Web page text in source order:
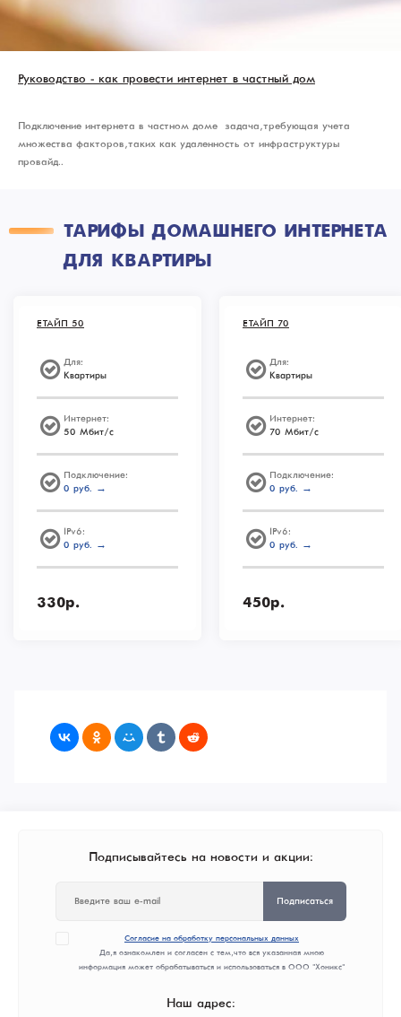
Руководство - как провести интернет в частный дом
Подключение интернета в частном доме – задача, требующая учета
множества факторов, таких как удаленность от инфраструктуры
провайд..
ТАРИФЫ ДОМАШНЕГО ИНТЕРНЕТА
ДЛЯ КВАРТИРЫ
ЕТАЙП 50
Для:
Квартиры
Интернет:
50 Мбит/с
Подключение:
0 руб. →
IPv6:
0 руб. →
330р.
ЕТАЙП 70
Для:
Квартиры
Интернет:
70 Мбит/с
Подключение:
0 руб. →
IPv6:
0 руб. →
450р.
Подписывайтесь на новости и акции:
Подписаться
Согласие на обработку персональных данных
Да, я ознакомлен и согласен с тем, что вся указанная мною
информация может обрабатываться и использоваться в ООО "Хоникс"
Наш адрес: